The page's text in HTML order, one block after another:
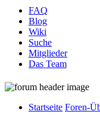
FAQ
Blog
Wiki
Suche
Mitglieder
Das Team
Startseite Foren-